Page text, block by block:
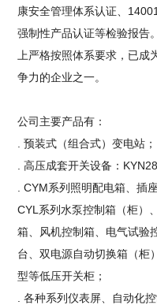
康安全管理体系认证、
强制性产品认证等检验报告
上严格按照体系要求，已成
争力的企业之一。
公司主要产品有：
. 预装式（组合式）变电站；
. 高压成套开关设备：
. CYM系列照明配电箱、插
CYL系列水泵控制箱（柜）
箱、风机控制箱、电气试验
台、双电源自动切换箱（柜
型等低压开关柜；
. 各种系列仪表屏、自动化